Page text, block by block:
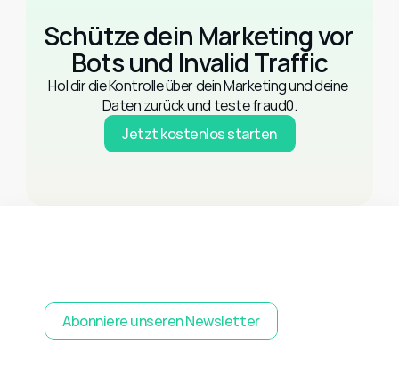
Schütze dein Marketing vor
Bots und Invalid Traffic
Hol dir die Kontrolle über dein Marketing und deine
Daten zurück und teste fraud0.
Jetzt kostenlos starten
Abonniere unseren Newsletter